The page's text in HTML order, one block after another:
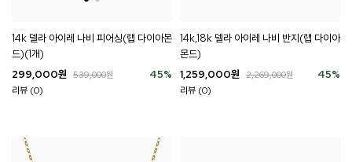
14k 델라 아이레 나비 피어싱(랩 다이아몬
드)(1개)
45%
299,000원 539,000원
리뷰 (0)
14k,18k 델라 아이레 나비 반지(랩 다이아
몬드)
45%
1,259,000원 2,269,000원
리뷰 (0)